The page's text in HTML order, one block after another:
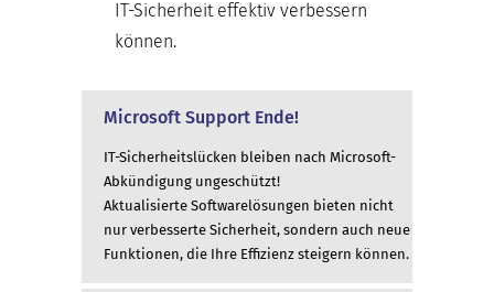
IT-Sicherheit effektiv verbessern
können.
Microsoft Support Ende!
IT-Sicherheitslücken bleiben nach Microsoft-
Abkündigung ungeschützt!
Aktualisierte Softwarelösungen bieten nicht
nur verbesserte Sicherheit, sondern auch neue
Funktionen, die Ihre Effizienz steigern können.